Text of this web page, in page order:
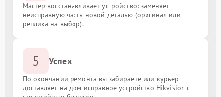
Мастер восстанавливает устройство: заменяет
неисправную часть новой деталью (оригинал или
реплика на выбор).
5 Успех
По окончании ремонта вы забираете или курьер
доставляет на дом исправное устройство Hikvision с